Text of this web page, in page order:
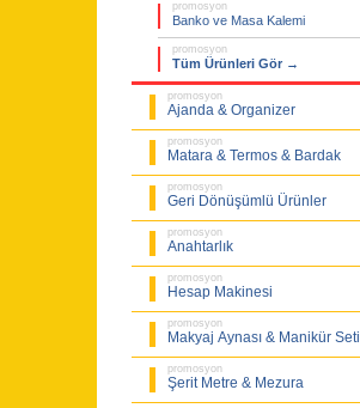
promosyon
Banko ve Masa Kalemi
promosyon
Tüm Ürünleri Gör →
promosyon
Ajanda & Organizer
promosyon
Matara & Termos & Bardak
promosyon
Geri Dönüşümlü Ürünler
promosyon
Anahtarlık
promosyon
Hesap Makinesi
promosyon
Makyaj Aynası & Manikür Seti
promosyon
Şerit Metre & Mezura